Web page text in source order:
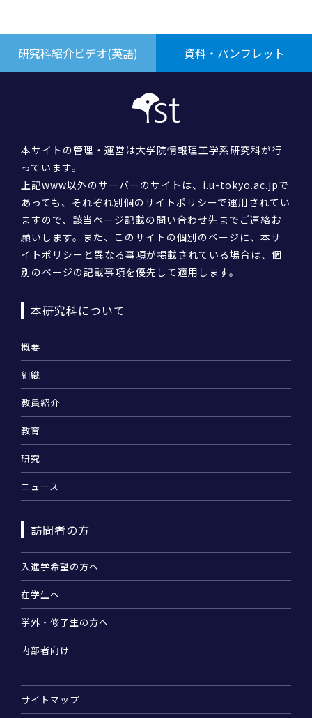
研究科紹介ビデオ(英語) 資料・パンフレット
本サイトの管理・運営は大学院情報理工学系研究科が行
っています。
上記www以外のサーバーのサイトは、i.u-tokyo.ac.jpで
あっても、それぞれ別個のサイトポリシーで運用されてい
ますので、該当ページ記載の問い合わせ先までご連絡お
願いします。また、このサイトの個別のページに、本サ
イトポリシーと異なる事項が掲載されている場合は、個
別のページの記載事項を優先して適用します。
本研究科について
概要
組織
教員紹介
教育
研究
ニュース
訪問者の方
入進学希望の方へ
在学生へ
学外・修了生の方へ
内部者向け
サイトマップ